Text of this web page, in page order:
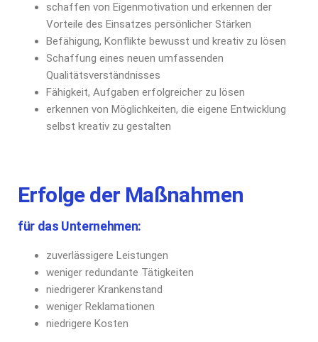
schaffen von Eigenmotivation und erkennen der
Vorteile des Einsatzes persönlicher Stärken
Befähigung, Konflikte bewusst und kreativ zu lösen
Schaffung eines neuen umfassenden
Qualitätsverständnisses
Fähigkeit, Aufgaben erfolgreicher zu lösen
erkennen von Möglichkeiten, die eigene Entwicklung
selbst kreativ zu gestalten
Erfolge der Maßnahmen
für das Unternehmen:
zuverlässigere Leistungen
weniger redundante Tätigkeiten
niedrigerer Krankenstand
weniger Reklamationen
niedrigere Kosten